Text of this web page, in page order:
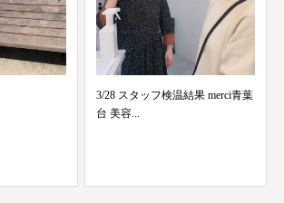
3/28 スタッフ検温結果 merci青葉
台 美容...